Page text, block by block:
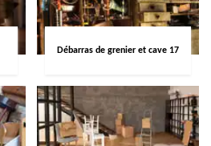
Débarras de grenier et cave 17